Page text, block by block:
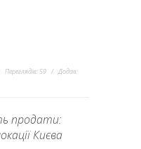
Переглядів:59
Додав:
продати:
Києва